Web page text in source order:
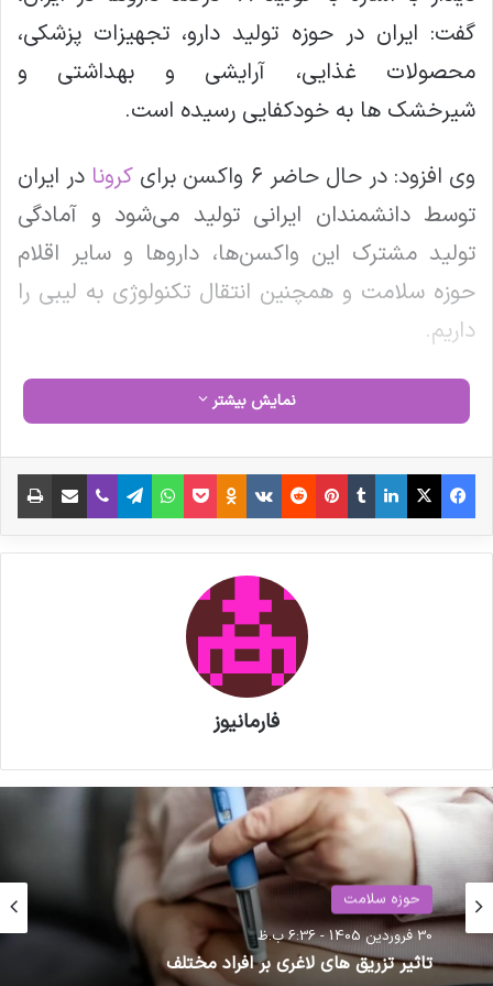
گفت: ایران در حوزه تولید دارو، تجهیزات پزشکی،
محصولات غذایی، آرایشی و بهداشتی و
شیرخشک ها به خودکفایی رسیده است.
وی افزود: در حال حاضر ۶ واکسن برای
کرونا در ایران
توسط دانشمندان ایرانی تولید می‌شود و آمادگی
تولید مشترک این واکسن‌ها، داروها و سایر اقلام
حوزه سلامت و همچنین انتقال تکنولوژی به لیبی را
داریم.
رئیس سازمان غذا و دارو گفت: صادرات واکسن‌های
توانمندی‌های ایران در حوزه تولید دارو و تجهیزات
پزشکی است.
پزشکیان به نمایشگاه «ایران هلث»
کنندگان مواد دارویی، شیمیایی و
بسته بندی دارویی از روند تولید و
اقدامات دبیرخانه سندیکا در راستای
خدمت رسانی به تولید کنندگان مواد
دارویی و ملزومات بسته بندی دارویی
نمایش بیشتر
فیس بوک X لینکدین ‫تامبلر ‫پین‌ترست ‫رددیت ‫VKontakte
‫Odnoklassniki پاکت واتس آپ تلگرام وایبر اشتراک گذاری از طریق ایمیل
فارمانیوز
حوزه سلامت
30 فروردین 1405 - 6:36 ب.ظ
حوزه سلامت
23 اردیبهشت 1405 - 1:54 ب.ظ